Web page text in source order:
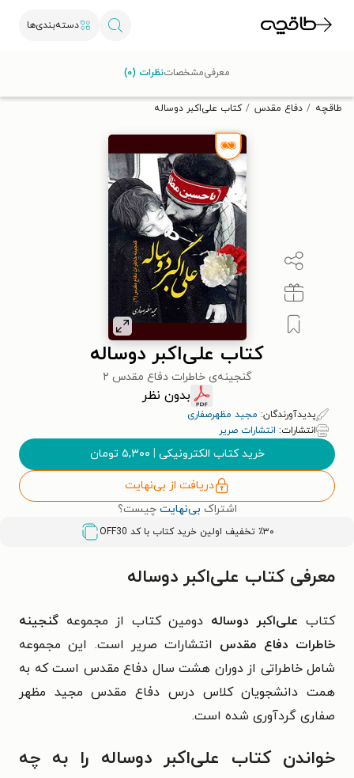
دسته‌بندی‌ها
تخفیف از طاقچه دریافت کن.
طاقچه دفاع مقدس کتاب علی‌اکبر دوساله
کتاب علی‌اکبر دوساله
گنجینه‌ی خاطرات دفاع مقدس ۲
بدون نظر
پدیدآورندگان: مجید مظهرصفاری
انتشارات: انتشارات صریر
خرید کتاب الکترونیکی | ۵,۳۰۰ تومان
دریافت از بی‌نهایت
اشتراک بی‌نهایت چیست؟
٪۳۰ تخفیف اولین خرید کتاب با کد OFF30
معرفیمشخصاتنظرات (۰)
معرفی کتاب علی‌اکبر دوساله
کتاب علی‌اکبر دوساله دومین کتاب از مجموعه گنجینه
خاطرات دفاع مقدس انتشارات صریر است. این مجموعه
شامل خاطراتی از دوران هشت سال دفاع مقدس است که به
همت دانشجویان کلاس درس دفاع مقدس مجید مظهر
صفاری گردآوری شده است.
خواندن کتاب علی‌اکبر دوساله را به چه